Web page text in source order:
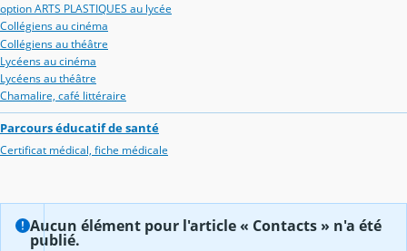
option ARTS PLASTIQUES au lycée
Collégiens au cinéma
Collégiens au théâtre
Lycéens au cinéma
Lycéens au théâtre
Chamalire, café littéraire
Parcours éducatif de santé
Certificat médical, fiche médicale
Aucun élément pour l'article « Contacts » n'a été
publié.